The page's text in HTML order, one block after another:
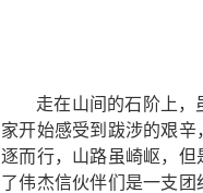
走在山间的石阶上
家开始感受到跋涉的艰
逐而行，山路虽崎岖，
了伟杰信伙伴们是一支团